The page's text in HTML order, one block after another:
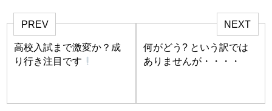
PREV
高校入試まで激変か？成
り行き注目です
NEXT
何がどう? という訳では
ありませんが・・・・